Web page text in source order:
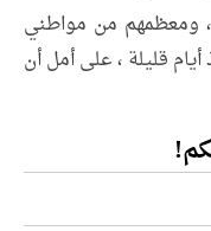
، ومعظمهم من مواطني
قليلة ، على أمل أن